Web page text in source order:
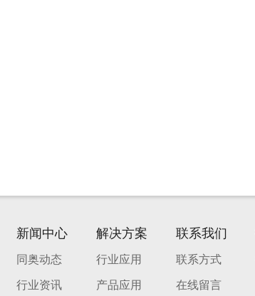
新闻中心
同奥动态
行业资讯
解决方案
行业应用
产品应用
联系我们
联系方式
在线留言